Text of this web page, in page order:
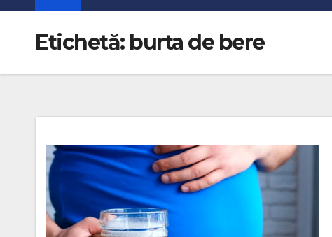
Etichetă: burta de bere